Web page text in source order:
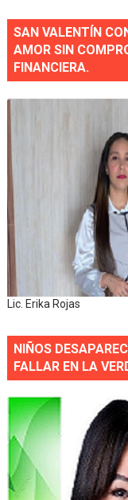
SAN VALENTÍN
AMOR SIN
FINANCIERA.
Lic. Erika Rojas
NIÑOS
FALLAR EN LA